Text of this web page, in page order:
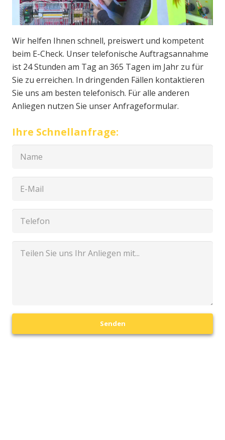
Wir helfen Ihnen schnell, preiswert und kompetent
beim E-Check. Unser telefonische Auftragsannahme
ist 24 Stunden am Tag an 365 Tagen im Jahr zu für
Sie zu erreichen. In dringenden Fällen kontaktieren
Sie uns am besten telefonisch. Für alle anderen
Anliegen nutzen Sie unser Anfrageformular.
Ihre Schnellanfrage:
Senden